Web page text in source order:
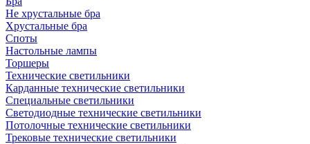
Не хрустальные бра
Хрустальные бра
Споты
Настольные лампы
Торшеры
Технические светильники
Карданные технические светильники
Специальные светильники
Светодиодные технические светильники
Потолочные технические светильники
Трековые технические светильники